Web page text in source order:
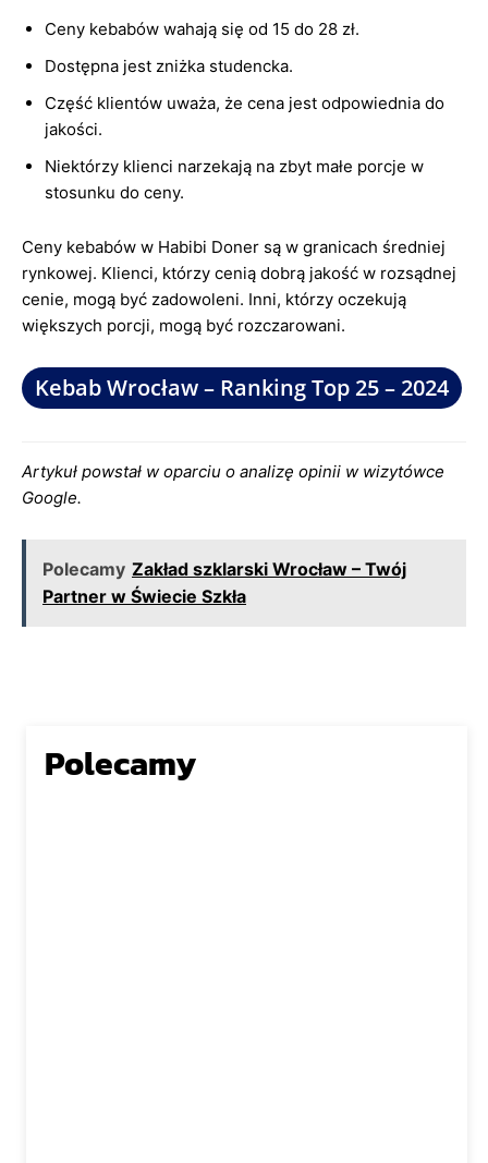
Ceny kebabów wahają się od 15 do 28 zł.
Dostępna jest zniżka studencka.
Część klientów uważa, że cena jest odpowiednia do
jakości.
Niektórzy klienci narzekają na zbyt małe porcje w
stosunku do ceny.
Ceny kebabów w Habibi Doner są w granicach średniej
rynkowej. Klienci, którzy cenią dobrą jakość w rozsądnej
cenie, mogą być zadowoleni. Inni, którzy oczekują
większych porcji, mogą być rozczarowani.
Kebab Wrocław – Ranking Top 25 – 2024
Artykuł powstał w oparciu o analizę opinii w wizytówce
Google.
Polecamy Zakład szklarski Wrocław – Twój
Partner w Świecie Szkła
Polecamy